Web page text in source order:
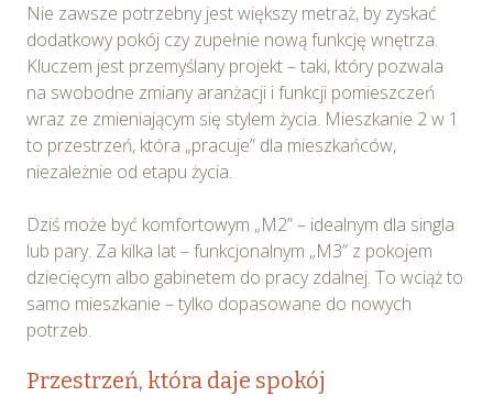
Nie zawsze potrzebny jest większy metraż, by zyskać
dodatkowy pokój czy zupełnie nową funkcję wnętrza.
Kluczem jest przemyślany projekt – taki, który pozwala
na swobodne zmiany aranżacji i funkcji pomieszczeń
wraz ze zmieniającym się stylem życia. Mieszkanie 2 w 1
to przestrzeń, która „pracuje” dla mieszkańców,
niezależnie od etapu życia.
Dziś może być komfortowym „M2” – idealnym dla singla
lub pary. Za kilka lat – funkcjonalnym „M3” z pokojem
dziecięcym albo gabinetem do pracy zdalnej. To wciąż to
samo mieszkanie – tylko dopasowane do nowych
potrzeb.
Przestrzeń, która daje spokój